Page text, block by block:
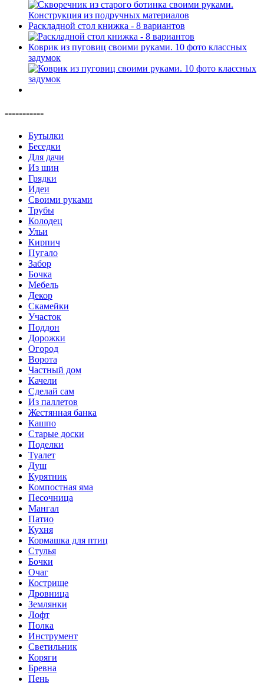
Раскладной стол книжка - 8 вариантов
Коврик из пуговиц своими руками. 10 фото классных
задумок
-----------
Бутылки
Беседки
Для дачи
Из шин
Грядки
Идеи
Своими руками
Трубы
Колодец
Ульи
Кирпич
Пугало
Забор
Бочка
Мебель
Декор
Скамейки
Участок
Поддон
Дорожки
Огород
Ворота
Частный дом
Качели
Сделай сам
Из паллетов
Жестянная банка
Кашпо
Старые доски
Поделки
Туалет
Душ
Курятник
Компостная яма
Песочница
Мангал
Патио
Кухня
Кормашка для птиц
Стулья
Бочки
Очаг
Кострище
Дровница
Землянки
Лофт
Полка
Инструмент
Светильник
Коряги
Бревна
Пень